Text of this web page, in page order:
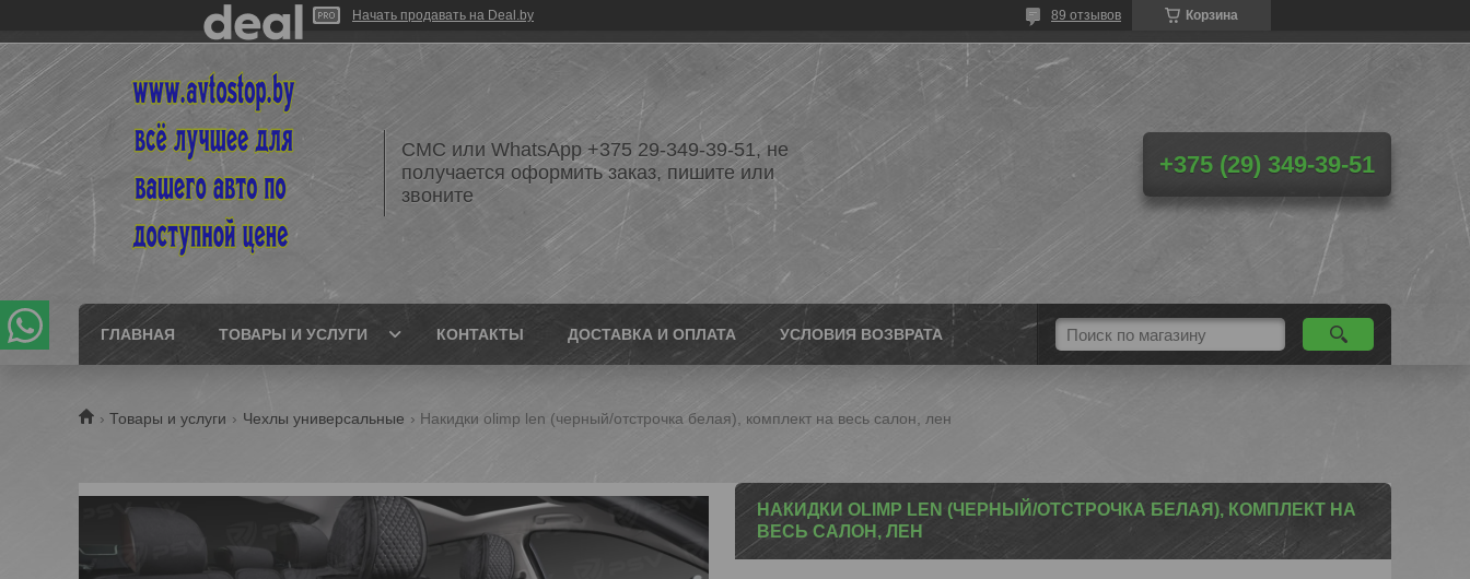
Начать продавать на Deal.by Корзина
89 отзывов
СМС или WhatsApp +375 29-349-39-51, не
получается оформить заказ, пишите или
звоните
+375 (29) 349-39-51
ГЛАВНАЯ ТОВАРЫ И УСЛУГИ КОНТАКТЫ ДОСТАВКА И ОПЛАТА УСЛОВИЯ ВОЗВРАТА
Товары и услуги Чехлы универсальные Накидки olimp len (черный/отстрочка белая), комплект на весь салон, лен
НАКИДКИ OLIMP LEN (ЧЕРНЫЙ/ОТСТРОЧКА БЕЛАЯ), КОМПЛЕКТ НА
ВЕСЬ САЛОН, ЛЕН